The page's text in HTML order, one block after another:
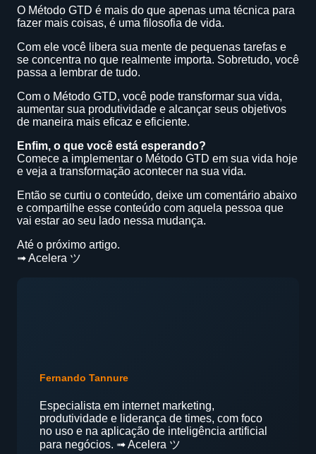
O Método GTD é mais do que apenas uma técnica para
fazer mais coisas, é uma filosofia de vida.
Com ele você libera sua mente de pequenas tarefas e
se concentra no que realmente importa. Sobretudo, você
passa a lembrar de tudo.
Com o Método GTD, você pode transformar sua vida,
aumentar sua produtividade e alcançar seus objetivos
de maneira mais eficaz e eficiente.
Enfim, o que você está esperando?
Comece a implementar o Método GTD em sua vida hoje
e veja a transformação acontecer na sua vida.
Então se curtiu o conteúdo, deixe um comentário abaixo
e compartilhe esse conteúdo com aquela pessoa que
vai estar ao seu lado nessa mudança.
Até o próximo artigo.
➟ Acelera ツ
Fernando Tannure
Especialista em internet marketing,
produtividade e liderança de times, com foco
no uso e na aplicação de inteligência artificial
para negócios. ➟ Acelera ツ